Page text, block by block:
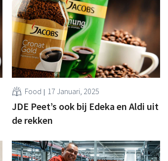
Food 17 Januari, 2025
JDE Peet’s ook bij Edeka en Aldi uit
de rekken